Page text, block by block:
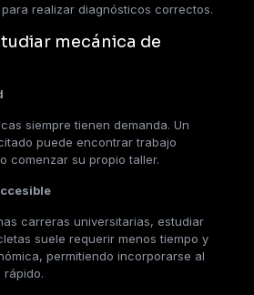
realizar diagnósticos correctos.
mecánica de
siempre tienen demanda. Un
puede encontrar trabajo
comenzar su propio taller.
carreras universitarias, estudiar
suele requerir menos tiempo y
permitiendo incorporarse al
rápido.